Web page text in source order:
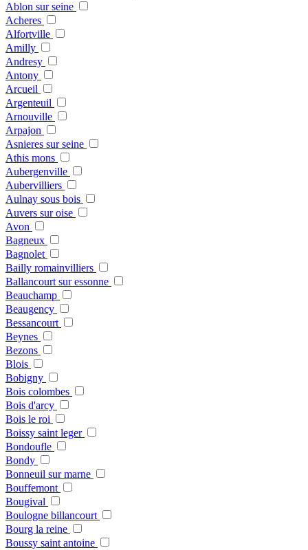
Ablon sur seine
Acheres
Alfortville
Amilly
Andresy
Antony
Arcueil
Argenteuil
Arnouville
Arpajon
Asnieres sur seine
Athis mons
Aubergenville
Aubervilliers
Aulnay sous bois
Auvers sur oise
Avon
Bagneux
Bagnolet
Bailly romainvilliers
Ballancourt sur essonne
Beauchamp
Beaugency
Bessancourt
Beynes
Bezons
Blois
Bobigny
Bois colombes
Bois d'arcy
Bois le roi
Boissy saint leger
Bondoufle
Bondy
Bonneuil sur marne
Bouffemont
Bougival
Boulogne billancourt
Bourg la reine
Boussy saint antoine